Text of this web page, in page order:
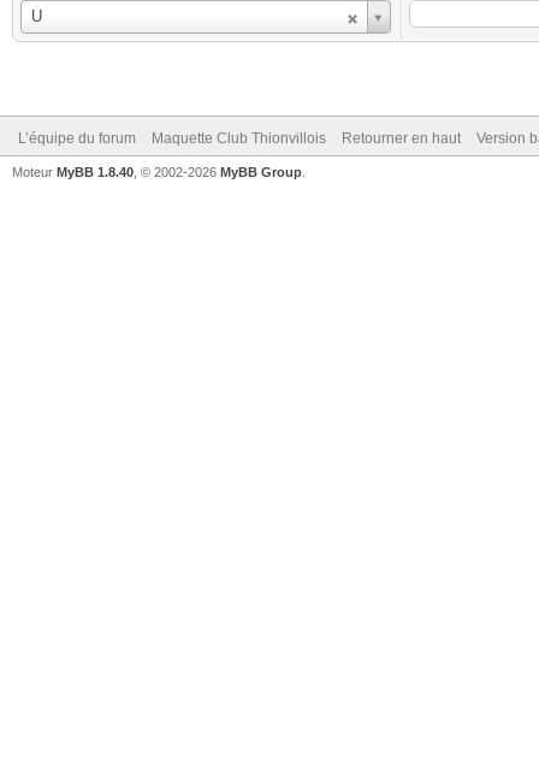
U
Utilisateur
L’équipe du forum Maquette Club Thionvillois Retourner en haut Version
Moteur MyBB 1.8.40 , © 2002-2026 MyBB Group